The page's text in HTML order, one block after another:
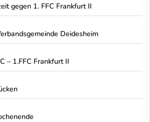
gegen 1. FFC Frankfurt II
Deidesheim
– 1.FFC Frankfurt II